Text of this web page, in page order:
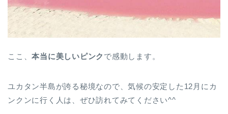
ここ、本当に美しいピンク で感動します。
ユカタン半島が誇る秘境なので、気候の安定した12月にカ
ンクンに行く人は、ぜひ訪れてみてください^^